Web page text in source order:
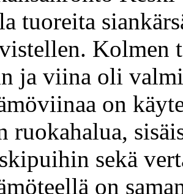
tuoreita
Kolmen
ja viina oli
on
ruokahalua,
sekä
on